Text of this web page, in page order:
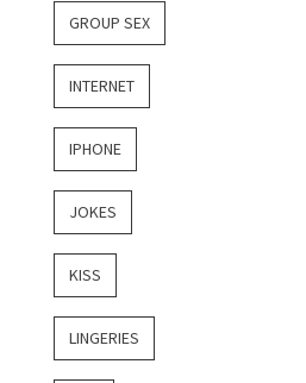
GROUP SEX
INTERNET
IPHONE
JOKES
KISS
LINGERIES